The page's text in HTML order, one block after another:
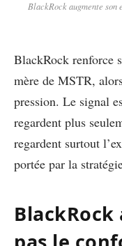
BlackRock augmente
BlackRock renforce
mère de MSTR,
pression. Le signal
regardent plus
regardent surtout
portée par la
BlackRock